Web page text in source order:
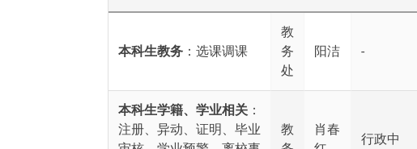
本科生教务 ：选课调课
教
务
处
阳洁 -
本科生学籍、学业相关 ：
注册、异动、证明、毕业
教
肖春
行政中